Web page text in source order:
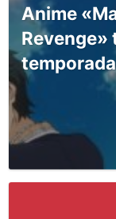
Anime
Revenge»
temporada